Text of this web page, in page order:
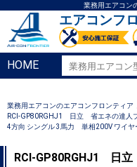
業務用エアコン
エアコンフ
HOME
業務用エアコンのエアコンフロンティア
RCI-GP80RGHJ1 日立 省エネの達人
4方向 シングル 3馬力 単相200V ワイヤ
RCI-GP80RGHJ1 日